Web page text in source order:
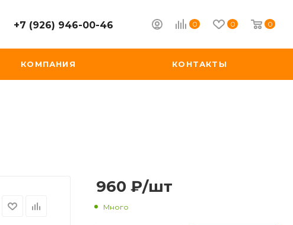
0 0 0
+7 (926) 946-00-46
КОМПАНИЯ КОНТАКТЫ
960 ₽/шт
Много